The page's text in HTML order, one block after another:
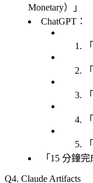
Monetary）
」
ChatGPT：
「
「
「
「
「
「 15 分鐘完
4. Claude Artifacts